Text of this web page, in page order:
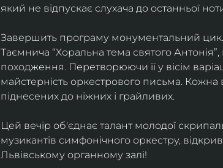
який не відпускає слухача до останньої
Завершить програму монументальний
Таємнича “Хоральна тема святого
походження. Перетворюючи її у вісім
майстерність оркестрового письма. Кожна
піднесених до ніжних і грайливих.
Цей вечір об'єднає талант молодої
музикантів симфонічного оркестру,
Львівському органному залі!